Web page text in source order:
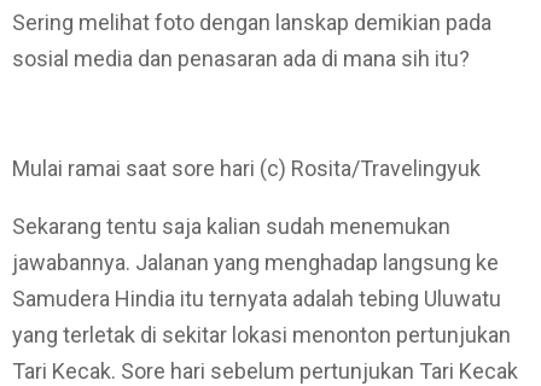
Sering melihat foto dengan lanskap demikian pada
sosial media dan penasaran ada di mana sih itu?
Mulai ramai saat sore hari (c) Rosita/Travelingyuk
Sekarang tentu saja kalian sudah menemukan
jawabannya. Jalanan yang menghadap langsung ke
Samudera Hindia itu ternyata adalah tebing Uluwatu
yang terletak di sekitar lokasi menonton pertunjukan
Tari Kecak. Sore hari sebelum pertunjukan Tari Kecak